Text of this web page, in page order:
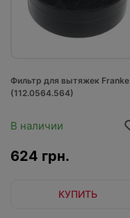
Фильтр для вытяжек Franke
(112.0564.564)
В наличии
624 грн.
КУПИТЬ